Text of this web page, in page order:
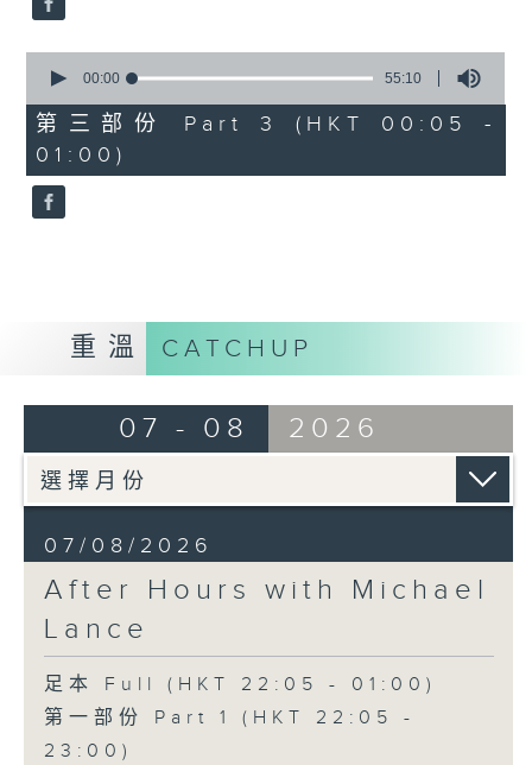
seconds
55
minutes,
10
seconds
00:00 55:10
第三部份 Part 3 (HKT 00:05 -
01:00)
重溫 CATCHUP
07 - 08 2026
07/08/2026
After Hours with Michael
Lance
足本 Full (HKT 22:05 - 01:00)
第一部份 Part 1 (HKT 22:05 -
23:00)